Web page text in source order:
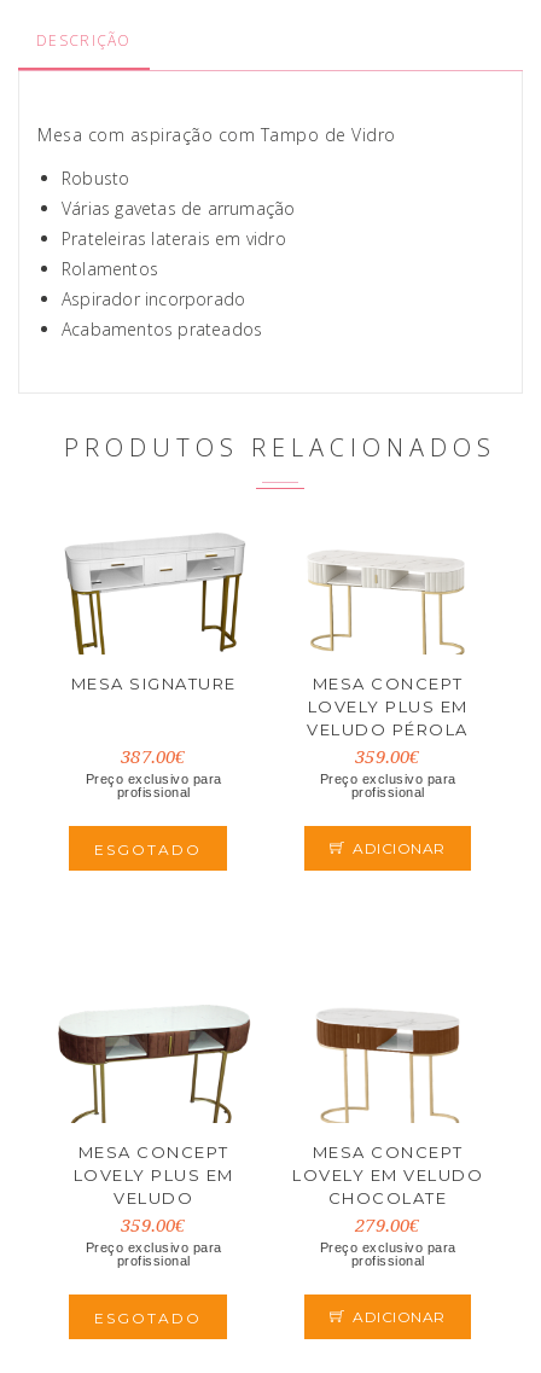
DESCRIÇÃO
Mesa com aspiração com Tampo de Vidro
Robusto
Várias gavetas de arrumação
Prateleiras laterais em vidro
Rolamentos
Aspirador incorporado
Acabamentos prateados
PRODUTOS RELACIONADOS
MESA SIGNATURE
387.00€
Preço exclusivo para
profissional
ESGOTADO
MESA CONCEPT
LOVELY PLUS EM
VELUDO PÉROLA
359.00€
Preço exclusivo para
profissional
ADICIONAR
MESA CONCEPT
LOVELY PLUS EM
VELUDO
CHOCOLATE
359.00€
Preço exclusivo para
profissional
ESGOTADO
MESA CONCEPT
LOVELY EM VELUDO
CHOCOLATE
279.00€
Preço exclusivo para
profissional
ADICIONAR